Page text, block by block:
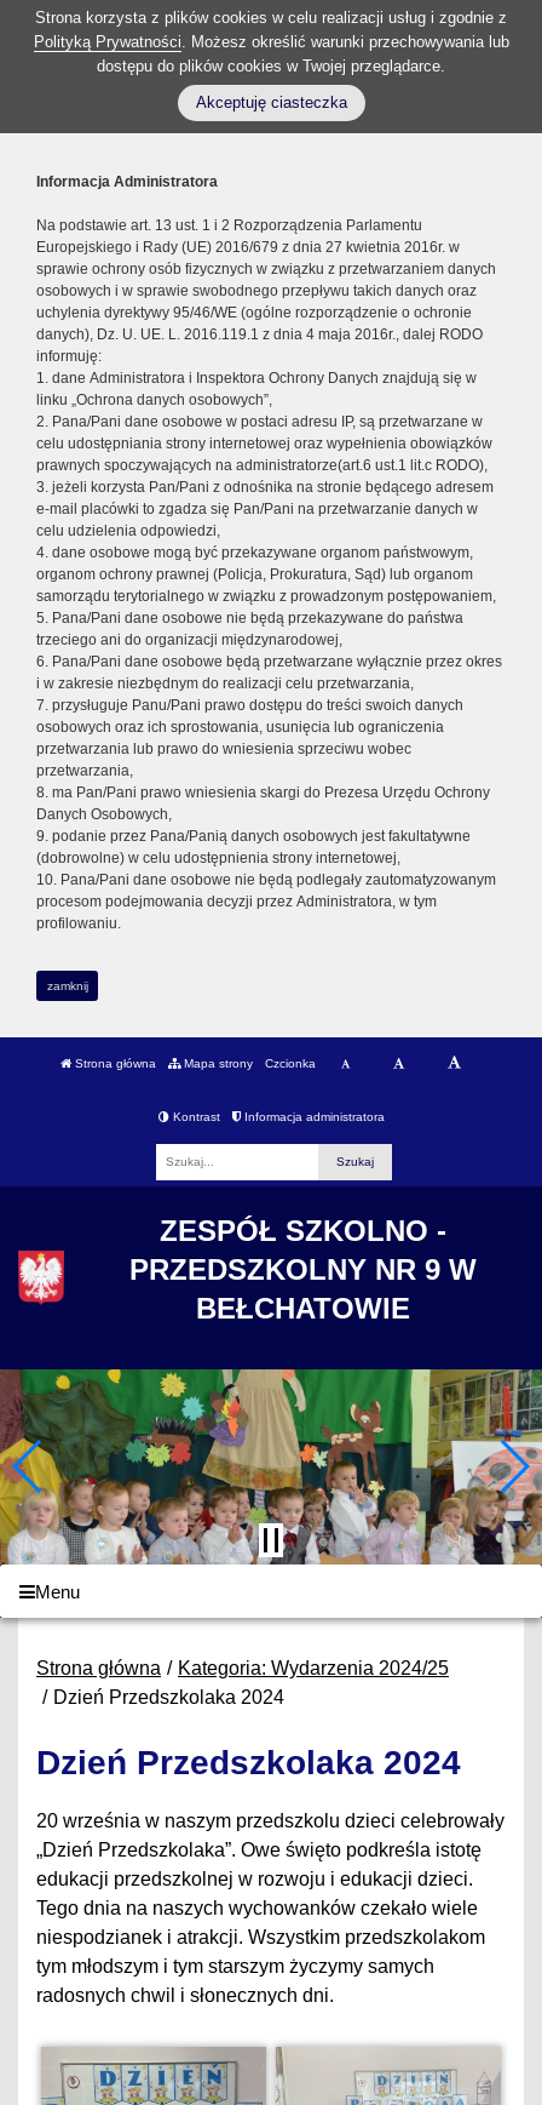
Strona korzysta z plików cookies w celu realizacji usług i zgodnie z
Polityką Prywatności. Możesz określić warunki przechowywania lub
dostępu do plików cookies w Twojej przeglądarce.
Akceptuję ciasteczka
Informacja Administratora
Na podstawie art. 13 ust. 1 i 2 Rozporządzenia Parlamentu
Europejskiego i Rady (UE) 2016/679 z dnia 27 kwietnia 2016r. w
sprawie ochrony osób fizycznych w związku z przetwarzaniem danych
osobowych i w sprawie swobodnego przepływu takich danych oraz
uchylenia dyrektywy 95/46/WE (ogólne rozporządzenie o ochronie
danych), Dz. U. UE. L. 2016.119.1 z dnia 4 maja 2016r., dalej RODO
informuję:
1. dane Administratora i Inspektora Ochrony Danych znajdują się w
linku „Ochrona danych osobowych”,
2. Pana/Pani dane osobowe w postaci adresu IP, są przetwarzane w
celu udostępniania strony internetowej oraz wypełnienia obowiązków
prawnych spoczywających na administratorze(art.6 ust.1 lit.c RODO),
3. jeżeli korzysta Pan/Pani z odnośnika na stronie będącego adresem
e-mail placówki to zgadza się Pan/Pani na przetwarzanie danych w
celu udzielenia odpowiedzi,
4. dane osobowe mogą być przekazywane organom państwowym,
organom ochrony prawnej (Policja, Prokuratura, Sąd) lub organom
samorządu terytorialnego w związku z prowadzonym postępowaniem,
5. Pana/Pani dane osobowe nie będą przekazywane do państwa
trzeciego ani do organizacji międzynarodowej,
6. Pana/Pani dane osobowe będą przetwarzane wyłącznie przez okres
i w zakresie niezbędnym do realizacji celu przetwarzania,
7. przysługuje Panu/Pani prawo dostępu do treści swoich danych
osobowych oraz ich sprostowania, usunięcia lub ograniczenia
przetwarzania lub prawo do wniesienia sprzeciwu wobec
przetwarzania,
8. ma Pan/Pani prawo wniesienia skargi do Prezesa Urzędu Ochrony
Danych Osobowych,
9. podanie przez Pana/Panią danych osobowych jest fakultatywne
(dobrowolne) w celu udostępnienia strony internetowej,
10. Pana/Pani dane osobowe nie będą podlegały zautomatyzowanym
procesom podejmowania decyzji przez Administratora, w tym
profilowaniu.
zamknij
Strona główna Mapa strony Czcionka
Kontrast Informacja administratora
ZESPÓŁ SZKOLNO -
PRZEDSZKOLNY NR 9 W
BEŁCHATOWIE
Menu
Strona główna
Kategoria: Wydarzenia 2024/25
Dzień Przedszkolaka 2024
Dzień Przedszkolaka 2024
20 września w naszym przedszkolu dzieci celebrowały
„Dzień Przedszkolaka”. Owe święto podkreśla istotę
edukacji przedszkolnej w rozwoju i edukacji dzieci.
Tego dnia na naszych wychowanków czekało wiele
niespodzianek i atrakcji. Wszystkim przedszkolakom
tym młodszym i tym starszym życzymy samych
radosnych chwil i słonecznych dni.